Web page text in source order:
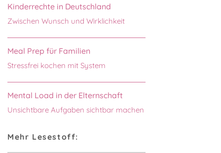
Kinderrechte in Deutschland
Zwischen Wunsch und Wirklichkeit
Meal Prep für Familien
Stressfrei kochen mit System
Mental Load in der Elternschaft
Unsichtbare Aufgaben sichtbar machen
Mehr Lesestoff: